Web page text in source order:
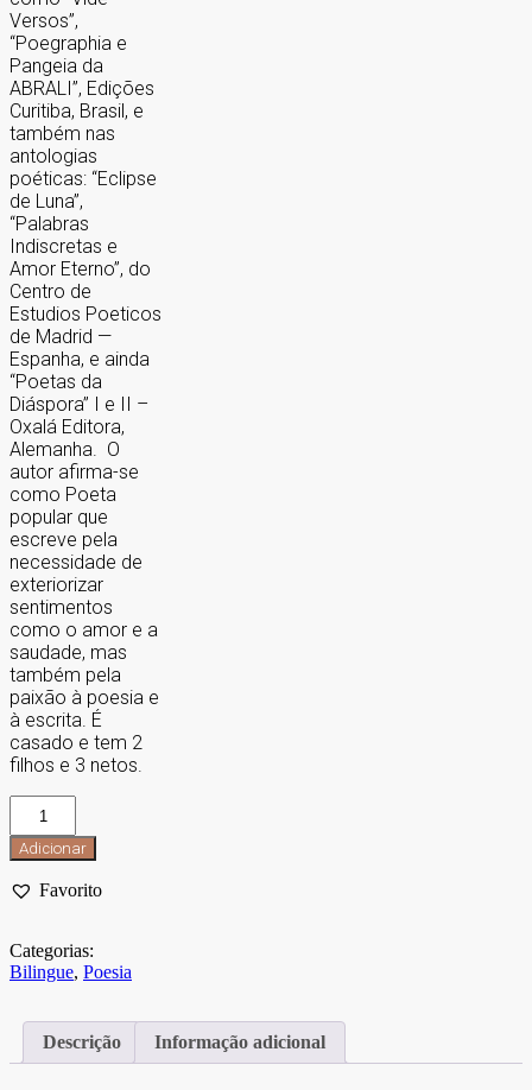
Versos”,
“Poegraphia e
Pangeia da
ABRALI”, Edições
Curitiba, Brasil, e
também nas
antologias
poéticas: “Eclipse
de Luna”,
“Palabras
Indiscretas e
Amor Eterno”, do
Centro de
Estudios Poeticos
de Madrid —
Espanha, e ainda
“Poetas da
Diáspora” I e II –
Oxalá Editora,
Alemanha. O
autor afirma-se
como Poeta
popular que
escreve pela
necessidade de
exteriorizar
sentimentos
como o amor e a
saudade, mas
também pela
paixão à poesia e
à escrita. É
casado e tem 2
filhos e 3 netos.
Adicionar
Favorito
Categorias:
Bilingue, Poesia
Descrição Informação adicional